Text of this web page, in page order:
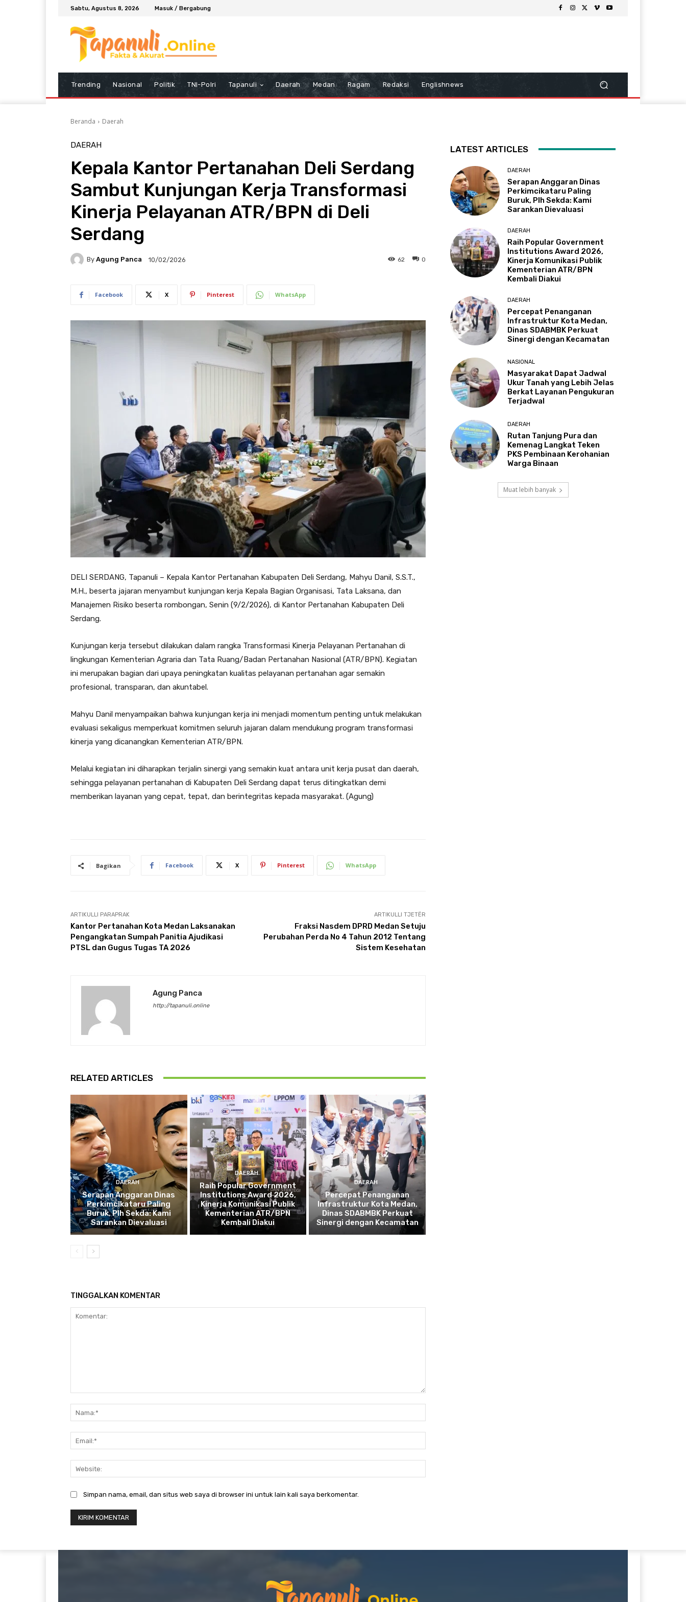
Sabtu, Agustus 8, 2026 Masuk / Bergabung
Trending Nasional Politik TNI-Polri Tapanuli Daerah Medan Ragam Redaksi Englishnews
Beranda Daerah
DAERAH
Kepala Kantor Pertanahan Deli Serdang
Sambut Kunjungan Kerja Transformasi
Kinerja Pelayanan ATR/BPN di Deli
Serdang
By Agung Panca 10/02/2026 0
62
Facebook X Pinterest WhatsApp
DELI SERDANG, Tapanuli – Kepala Kantor Pertanahan Kabupaten Deli Serdang, Mahyu Danil, S.S.T.,
M.H., beserta jajaran menyambut kunjungan kerja Kepala Bagian Organisasi, Tata Laksana, dan
Manajemen Risiko beserta rombongan, Senin (9/2/2026), di Kantor Pertanahan Kabupaten Deli
Serdang.
Kunjungan kerja tersebut dilakukan dalam rangka Transformasi Kinerja Pelayanan Pertanahan di
lingkungan Kementerian Agraria dan Tata Ruang/Badan Pertanahan Nasional (ATR/BPN). Kegiatan
ini merupakan bagian dari upaya peningkatan kualitas pelayanan pertanahan agar semakin
profesional, transparan, dan akuntabel.
Mahyu Danil menyampaikan bahwa kunjungan kerja ini menjadi momentum penting untuk melakukan
evaluasi sekaligus memperkuat komitmen seluruh jajaran dalam mendukung program transformasi
kinerja yang dicanangkan Kementerian ATR/BPN.
Melalui kegiatan ini diharapkan terjalin sinergi yang semakin kuat antara unit kerja pusat dan daerah,
sehingga pelayanan pertanahan di Kabupaten Deli Serdang dapat terus ditingkatkan demi
memberikan layanan yang cepat, tepat, dan berintegritas kepada masyarakat. (Agung)
Bagikan Facebook X Pinterest WhatsApp
ARTIKULLI PARAPRAK
Kantor Pertanahan Kota Medan Laksanakan
Pengangkatan Sumpah Panitia Ajudikasi
PTSL dan Gugus Tugas TA 2026
ARTIKULLI TJETËR
Fraksi Nasdem DPRD Medan Setuju
Perubahan Perda No 4 Tahun 2012 Tentang
Sistem Kesehatan
Agung Panca
http://tapanuli.online
RELATED ARTICLES
DAERAH
Serapan Anggaran Dinas
Perkimcikataru Paling
Buruk, Plh Sekda: Kami
Sarankan Dievaluasi
DAERAH
Raih Popular Government
Institutions Award 2026,
Kinerja Komunikasi Publik
Kementerian ATR/BPN
Kembali Diakui
DAERAH
Percepat Penanganan
Infrastruktur Kota Medan,
Dinas SDABMBK Perkuat
Sinergi dengan Kecamatan
TINGGALKAN KOMENTAR
Simpan nama, email, dan situs web saya di browser ini untuk lain kali saya berkomentar.
LATEST ARTICLES
DAERAH
Serapan Anggaran Dinas
Perkimcikataru Paling
Buruk, Plh Sekda: Kami
Sarankan Dievaluasi
DAERAH
Raih Popular Government
Institutions Award 2026,
Kinerja Komunikasi Publik
Kementerian ATR/BPN
Kembali Diakui
DAERAH
Percepat Penanganan
Infrastruktur Kota Medan,
Dinas SDABMBK Perkuat
Sinergi dengan Kecamatan
NASIONAL
Masyarakat Dapat Jadwal
Ukur Tanah yang Lebih Jelas
Berkat Layanan Pengukuran
Terjadwal
DAERAH
Rutan Tanjung Pura dan
Kemenag Langkat Teken
PKS Pembinaan Kerohanian
Warga Binaan
Muat lebih banyak